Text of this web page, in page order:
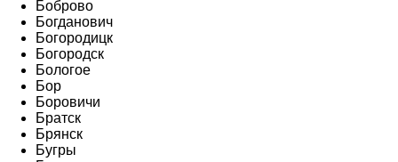
Боброво
Богданович
Богородицк
Богородск
Бологое
Бор
Боровичи
Братск
Брянск
Бугры